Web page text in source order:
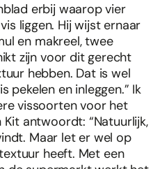
erbij waarop vier
liggen. Hij wijst ernaar
en makreel, twee
zijn voor dit gerecht
hebben. Dat is wel
pekelen en inleggen.” Ik
vissoorten voor het
antwoordt: “Natuurlijk,
Maar let er wel op
heeft. Met een